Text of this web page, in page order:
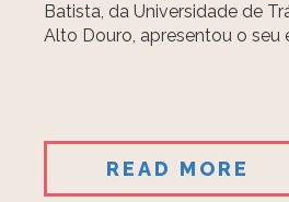
Batista, da Universidade de
Alto Douro, apresentou o seu
READ MORE